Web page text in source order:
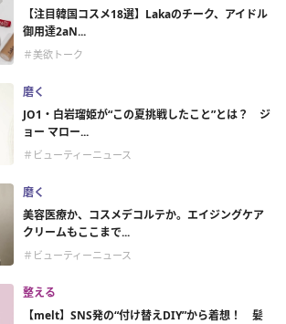
【注目韓国コスメ18選】Lakaのチーク、アイドル
御用達2aN...
＃美欲トーク
磨く
JO1・白岩瑠姫が“この夏挑戦したこと”とは？ ジ
ョー マロー...
＃ビューティーニュース
磨く
美容医療か、コスメデコルテか。エイジングケア
クリームもここまで...
＃ビューティーニュース
整える
【melt】SNS発の“付け替えDIY”から着想！ 髪